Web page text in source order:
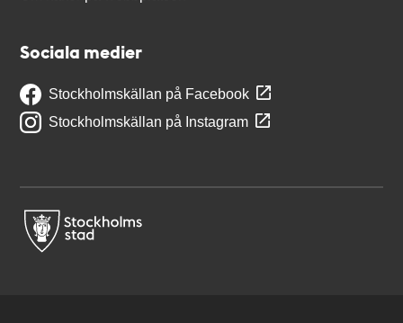
Sociala medier
Stockholmskällan på Facebook
Stockholmskällan på Instagram